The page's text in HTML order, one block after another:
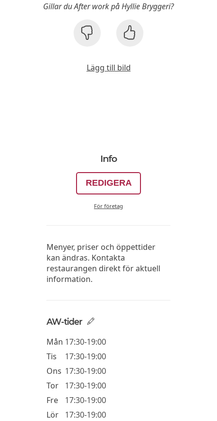
Gillar du After work på Hyllie Bryggeri?
Lägg till bild
Info
REDIGERA
För företag
Menyer, priser och öppettider
kan ändras. Kontakta
restaurangen direkt för aktuell
information.
AW-tider
Mån 17:30-19:00
Tis
17:30-19:00
Ons 17:30-19:00
Tor
17:30-19:00
Fre
17:30-19:00
Lör
17:30-19:00